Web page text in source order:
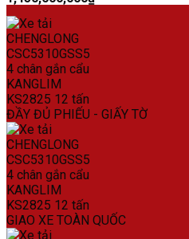
ĐẦY ĐỦ PHIẾU - GIẤY TỜ
GIAO XE TOÀN QUỐC